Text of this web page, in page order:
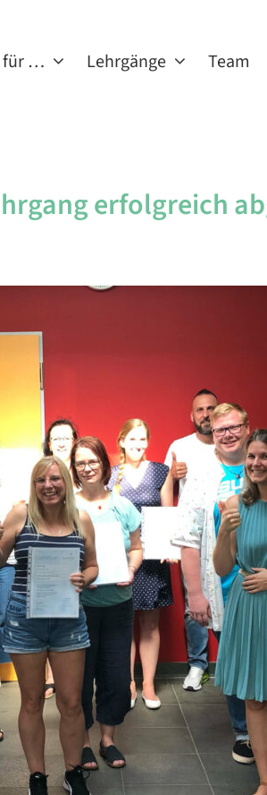
für … Lehrgänge Team
erfolgreich